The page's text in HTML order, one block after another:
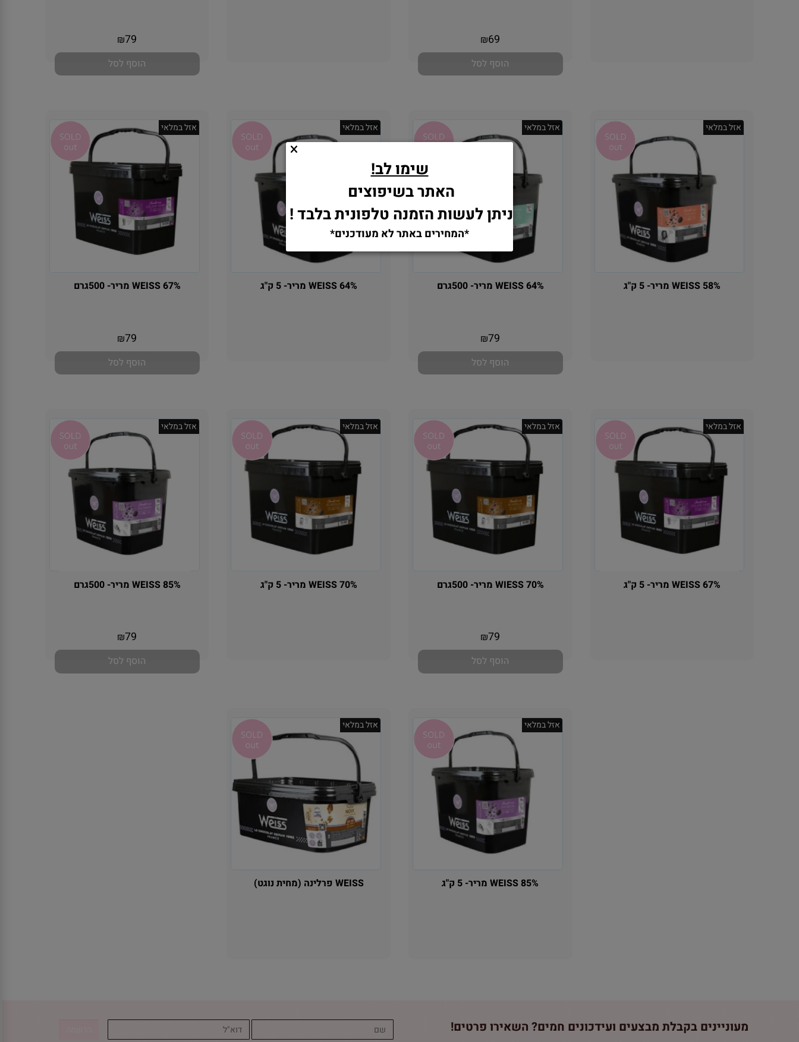
₪69
הוסף לסל
₪79
הוסף לסל
אזל במלאי
WEISS 58% מריר- 5 ק"ג
אזל במלאי
WEISS 64% מריר- 500גרם
₪79
הוסף לסל
אזל במלאי
WEISS 64% מריר- 5 ק"ג
אזל במלאי
WEISS 67% מריר- 500גרם
₪79
הוסף לסל
אזל במלאי
WEISS 67% מריר- 5 ק"ג
אזל במלאי
WIESS 70% מריר- 500גרם
אין במלאי
₪79
הוסף לסל
אזל במלאי
WEISS 70% מריר- 5 ק"ג
אזל במלאי
WEISS 85% מריר- 500גרם
אין במלאי
₪79
הוסף לסל
אזל במלאי אזל במלאי
מעוניינים בקבלת מבצעים ועידכונים חמים? השאירו פרטים!
שימו לב!
האתר בשיפוצים
ניתן לעשות הזמנה טלפונית בלבד !
*המחירים באתר לא מעודכנים*